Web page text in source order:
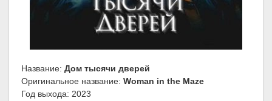
Название: Дом тысячи дверей
Оригинальное название: Woman in the Maze
Год выхода: 2023